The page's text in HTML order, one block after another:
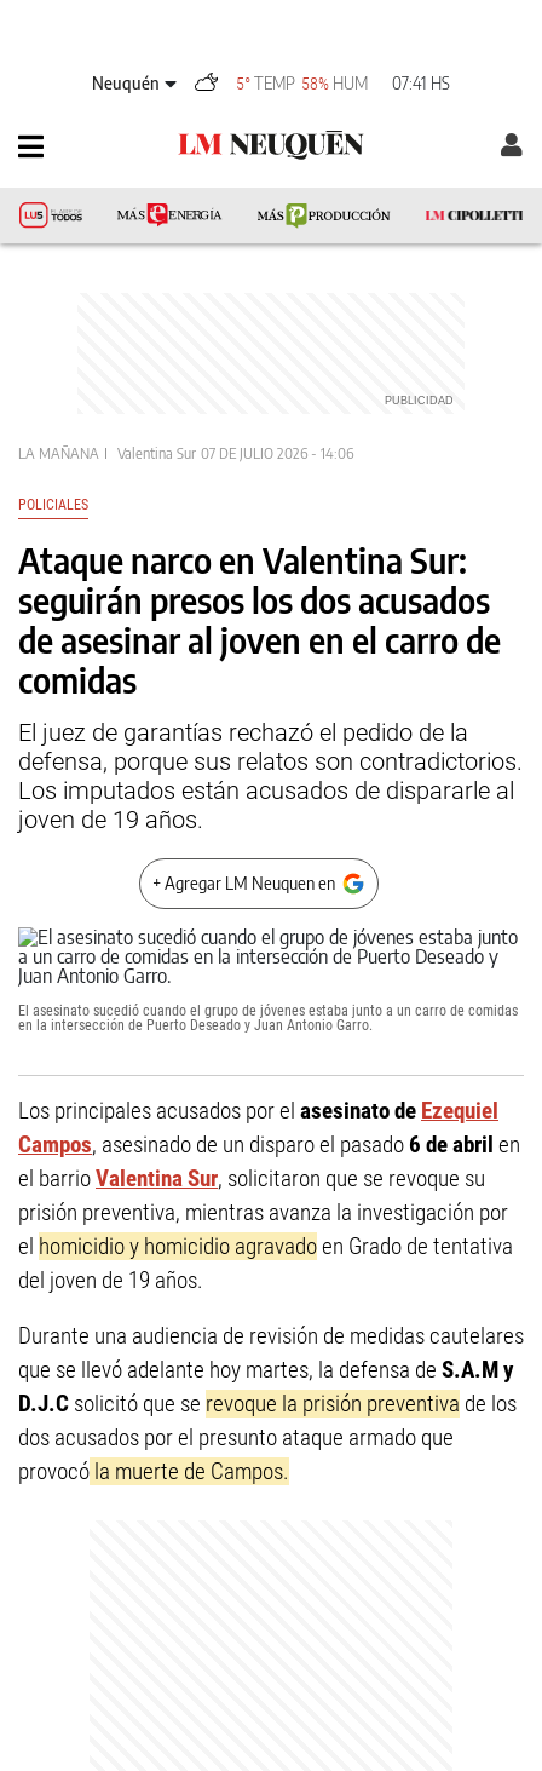
Neuquén 5°TEMP 58% HUM 07:41 HS
LA MAÑANA Valentina Sur 07 DE JULIO 2026 - 14:06
POLICIALES
Ataque narco en Valentina Sur:
seguirán presos los dos acusados
de asesinar al joven en el carro de
comidas
El juez de garantías rechazó el pedido de la
defensa, porque sus relatos son contradictorios.
Los imputados están acusados de dispararle al
joven de 19 años.
+ Agregar LM Neuquen en
El asesinato sucedió cuando el grupo de jóvenes estaba junto a un carro de comidas
en la intersección de Puerto Deseado y Juan Antonio Garro.
Los principales acusados por el asesinato de Ezequiel
Campos, asesinado de un disparo el pasado 6 de abril en
el barrioValentina Sur, solicitaron que se revoque su
prisión preventiva, mientras avanza la investigación por
el homicidio y homicidio agravadoen Grado de tentativa
del joven de 19 años.
Durante una audiencia de revisión de medidas cautelares
que se llevó adelante hoy martes, la defensa de S.A.M y
D.J.C solicitó que se revoque la prisión preventiva de los
dos acusados por el presunto ataque armado que
provocó la muerte de Campos.